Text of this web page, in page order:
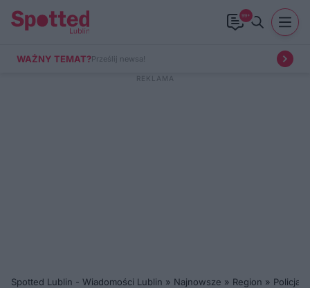
99+
WAŻNY TEMAT?Prześlij newsa!
Spotted Lublin - Wiadomości Lublin » Najnowsze » Region »